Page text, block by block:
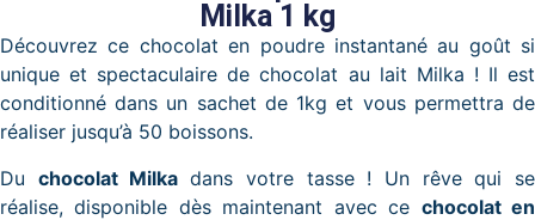
Milka 1 kg
Découvrez ce chocolat en poudre instantané au goût si
unique et spectaculaire de chocolat au lait Milka ! Il est
conditionné dans un sachet de 1kg et vous permettra de
réaliser jusqu’à 50 boissons.
Du chocolat Milkadans votre tasse ! Un rêve qui se
réalise, disponible dès maintenant avec ce chocolat en